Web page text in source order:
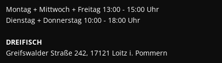
Montag + Mittwoch + Freitag 13:00 - 15:00 Uhr
Dienstag + Donnerstag 10:00 - 18:00 Uhr
DREIFISCH
Greifswalder Straße 242, 17121 Loitz i. Pommern